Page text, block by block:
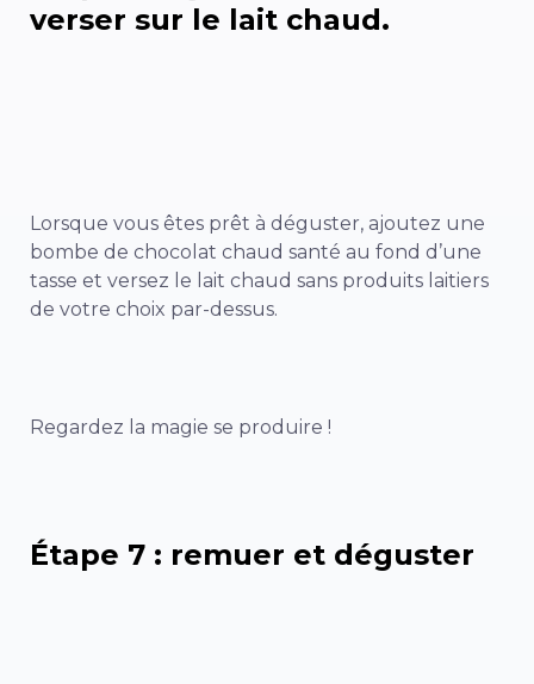
verser sur le lait chaud.
Lorsque vous êtes prêt à déguster, ajoutez une
bombe de chocolat chaud santé au fond d’une
tasse et versez le lait chaud sans produits laitiers
de votre choix par-dessus.
Regardez la magie se produire !
Étape 7 : remuer et déguster